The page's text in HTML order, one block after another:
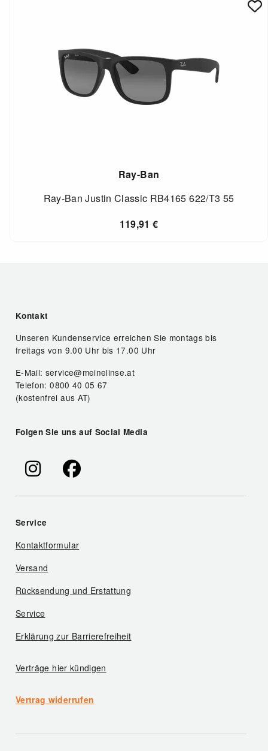
Ray-Ban
Ray-Ban Justin Classic RB4165 622/T3 55
119,91€
Kontakt
Unseren Kundenservice erreichen Sie montags bis
freitags von 9.00 Uhr bis 17.00 Uhr
E-Mail: service@meinelinse.at
Telefon: 0800 40 05 67
(kostenfrei aus AT)
Folgen Sie uns auf Social Media
Service
Kontaktformular
Versand
Rücksendung und Erstattung
Service
Erklärung zur Barrierefreiheit
Verträge hier kündigen
Vertrag widerrufen